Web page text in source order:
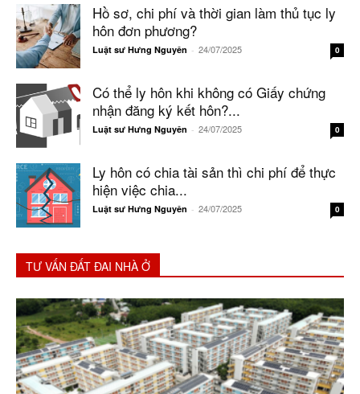
Hồ sơ, chi phí và thời gian làm thủ tục ly
hôn đơn phương?
Luật sư Hưng Nguyên - 24/07/2025 0
Có thể ly hôn khi không có Giấy chứng
nhận đăng ký kết hôn?...
Luật sư Hưng Nguyên - 24/07/2025 0
Ly hôn có chia tài sản thì chi phí để thực
hiện việc chia...
Luật sư Hưng Nguyên - 24/07/2025 0
TƯ VẤN ĐẤT ĐAI NHÀ Ở